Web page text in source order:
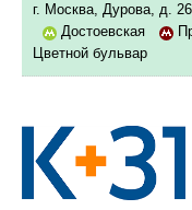
г. Москва, Дурова, д.
Достоевская
Цветной бульвар